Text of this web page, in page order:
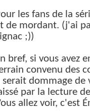
les fans de la
de mordant. (j'ai
;))
bref, si vous avez
convenu des
serait dommage de
par la lecture
allez voir, c'est